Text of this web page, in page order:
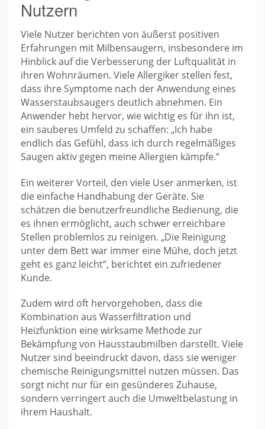
Nutzern
Viele Nutzer berichten von äußerst positiven
Erfahrungen mit Milbensaugern, insbesondere im
Hinblick auf die Verbesserung der Luftqualität in
ihren Wohnräumen. Viele Allergiker stellen fest,
dass ihre Symptome nach der Anwendung eines
Wasserstaubsaugers deutlich abnehmen. Ein
Anwender hebt hervor, wie wichtig es für ihn ist,
ein sauberes Umfeld zu schaffen: „Ich habe
endlich das Gefühl, dass ich durch regelmäßiges
Saugen aktiv gegen meine Allergien kämpfe.“
Ein weiterer Vorteil, den viele User anmerken, ist
die einfache Handhabung der Geräte. Sie
schätzen die benutzerfreundliche Bedienung, die
es ihnen ermöglicht, auch schwer erreichbare
Stellen problemlos zu reinigen. „Die Reinigung
unter dem Bett war immer eine Mühe, doch jetzt
geht es ganz leicht“, berichtet ein zufriedener
Kunde.
Zudem wird oft hervorgehoben, dass die
Kombination aus Wasserfiltration und
Heizfunktion eine wirksame Methode zur
Bekämpfung von Hausstaubmilben darstellt. Viele
Nutzer sind beeindruckt davon, dass sie weniger
chemische Reinigungsmittel nutzen müssen. Das
sorgt nicht nur für ein gesünderes Zuhause,
sondern verringert auch die Umweltbelastung in
ihrem Haushalt.